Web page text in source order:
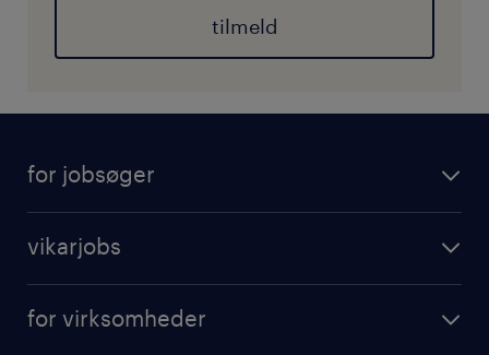
tilmeld
for jobsøger
vikarjobs
for virksomheder